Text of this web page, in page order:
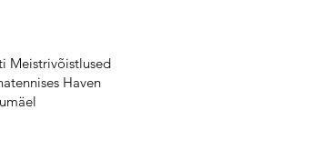
Meistrivõistlused
Haven